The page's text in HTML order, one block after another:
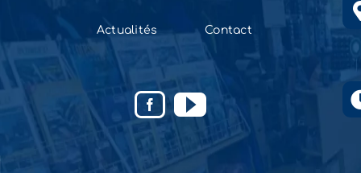
Actualités Contact